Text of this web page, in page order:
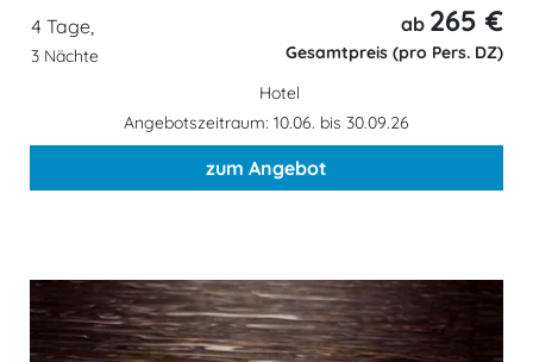
4 Tage,
3 Nächte
ab 265 €
Gesamtpreis (pro Pers. DZ)
Hotel
Angebotszeitraum: 10.06. bis 30.09.26
zum Angebot